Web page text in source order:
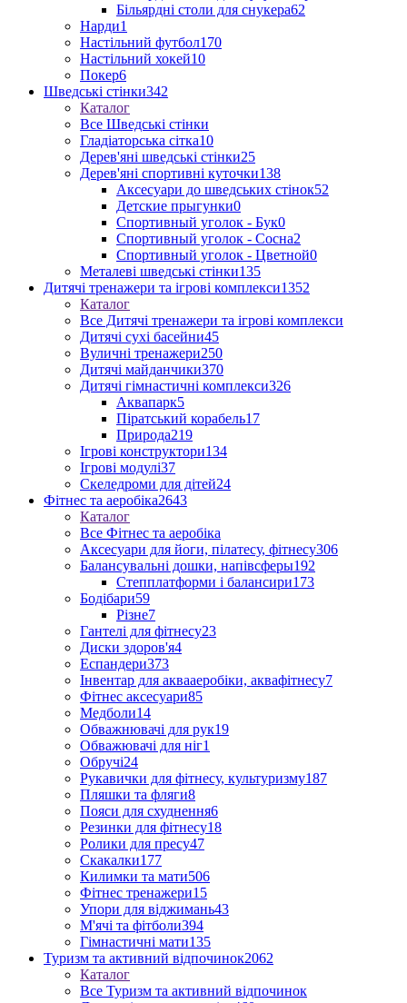
Більярдні столи для снукера62
Нарди1
Настільний футбол170
Настільний хокей10
Покер6
Шведські стінки342
Каталог
Все Шведські стінки
Гладіаторська сітка10
Дерев'яні шведські стінки25
Дерев'яні спортивні куточки138
Аксесуари до шведських стінок52
Детские прыгунки0
Спортивный уголок - Бук0
Спортивный уголок - Сосна2
Спортивный уголок - Цветной0
Металеві шведські стінки135
Дитячі тренажери та ігрові комплекси1352
Каталог
Все Дитячі тренажери та ігрові комплекси
Дитячі сухі басейни45
Вуличні тренажери250
Дитячі майданчики370
Дитячі гімнастичні комплекси326
Аквапарк5
Піратський корабель17
Природа219
Ігрові конструктори134
Ігрові модулі37
Скеледроми для дітей24
Фітнес та аеробіка2643
Каталог
Все Фітнес та аеробіка
Аксесуари для йоги, пілатесу, фітнесу306
Балансувальні дошки, напівсферы192
Степплатформи і балансири173
Бодібари59
Різне7
Гантелі для фітнесу23
Диски здоров'я4
Еспандери373
Інвентар для аквааеробіки, аквафітнесу7
Фітнес аксесуари85
Медболи14
Обважнювачі для рук19
Обважювачі для ніг1
Обручі24
Рукавички для фітнесу, культуризму187
Пляшки та фляги8
Пояси для схуднення6
Резинки для фітнесу18
Ролики для пресу47
Скакалки177
Килимки та мати506
Фітнес тренажери15
Упори для віджимань43
М'ячі та фітболи394
Гімнастичні мати135
Туризм та активний відпочинок2062
Каталог
Все Туризм та активний відпочинок